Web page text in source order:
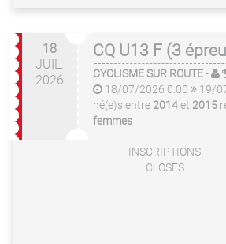
18
JUIL.
2026
CQ U13 F (3
CYCLISME SUR ROUTE-
18/07/2026 0:00
19/
né(e)s entre 2014et 2015
femmes
INSCRIPTIONS
CLOSES